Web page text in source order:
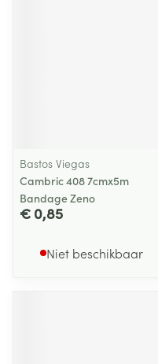
Bastos Viegas
Cambric 408 7cmx5m
Bandage Zeno
€ 0,85
Niet beschikbaar